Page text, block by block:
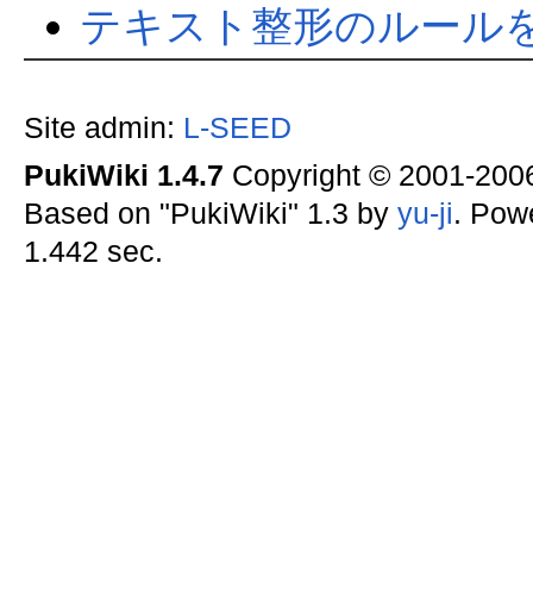
テキスト整形のルール
Site admin: L-SEED
PukiWiki 1.4.7 Copyright © 2001-
Based on "PukiWiki" 1.3 by yu-ji.
1.442 sec.